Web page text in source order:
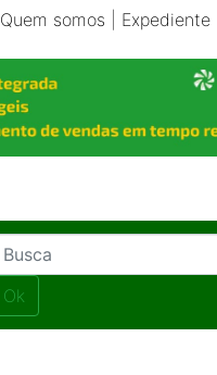
Quem somos Expediente|
Ok